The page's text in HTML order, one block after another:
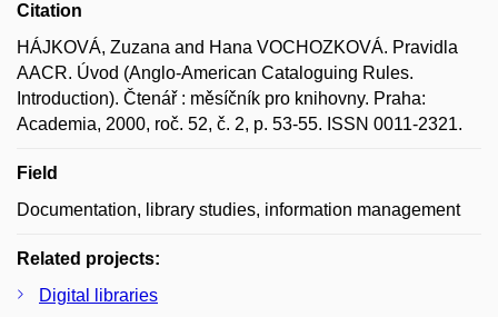
Citation
HÁJKOVÁ, Zuzana and Hana VOCHOZKOVÁ. Pravidla
AACR. Úvod (Anglo-American Cataloguing Rules.
Introduction). Čtenář : měsíčník pro knihovny. Praha:
Academia, 2000, roč. 52, č. 2, p. 53-55. ISSN 0011-2321.
Field
Documentation, library studies, information management
Related projects:
Digital libraries